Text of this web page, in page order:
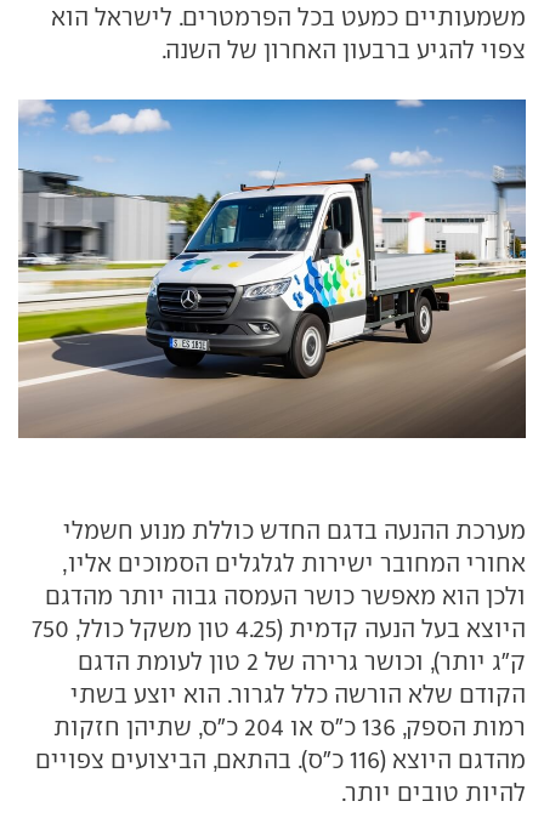
משמעותיים כמעט בכל הפרמטרים. לישראל הוא
צפוי להגיע ברבעון האחרון של השנה.
מערכת ההנעה בדגם החדש כוללת מנוע חשמלי
אחורי המחובר ישירות לגלגלים הסמוכים אליו,
ולכן הוא מאפשר כושר העמסה גבוה יותר מהדגם
היוצא בעל הנעה קדמית (4.25 טון משקל כולל, 750
ק"ג יותר), וכושר גרירה של 2 טון לעומת הדגם
הקודם שלא הורשה כלל לגרור. הוא יוצע בשתי
רמות הספק, 136 כ"ס או 204 כ"ס, שתיהן חזקות
מהדגם היוצא (116 כ"ס). בהתאם, הביצועים צפויים
להיות טובים יותר.